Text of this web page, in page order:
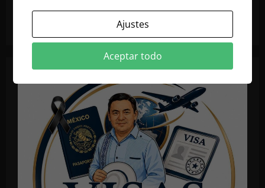
Ajustes
Aceptar todo